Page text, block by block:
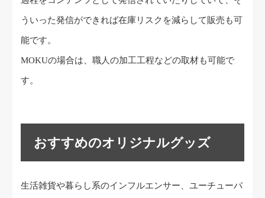
ういった発信ができれば在庫リスクを減らして販売も可
能です。
MOKUの場合は、職人の加工工程などの取材も可能で
す。
おすすめのオリジナルグッズ
生活雑貨や暮らし系のインフルエンサー、ユーチューバ